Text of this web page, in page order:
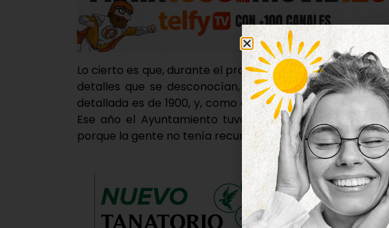
Lo cierto es que, durante el proceso de investigación,
detalles que se desconocían, hasta el momento,
detallada es de 1900, y, como curiosidad, la crisis
Ese año el Ayuntamiento tuvo que hacer hasta tres
porque la gente no tenía recursos”, apunta el escritor.